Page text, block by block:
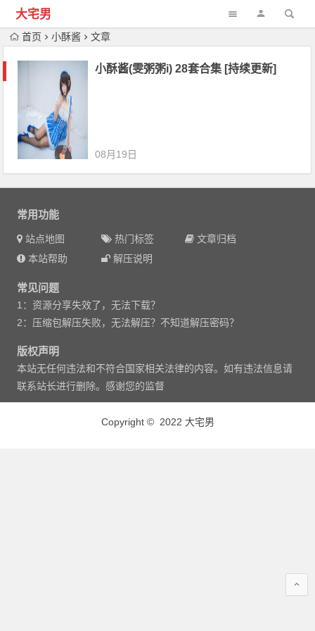
大宅男
首页 小酥酱 文章
小酥酱(雯粥粥i) 28套合集 [持续更新]
08月19日
常用功能
站点地图 热门标签
文章归档
本站帮助
解压说明
常见问题
1：资源分享失效了，无法下载？
2：压缩包解压失败，无法解压？不知道解压密码？
版权声明
本站无任何违法和不符合国家相关法律的内容。如有违法信息请
联系站长进行删除。感谢您的监督
Copyright © 2022 大宅男